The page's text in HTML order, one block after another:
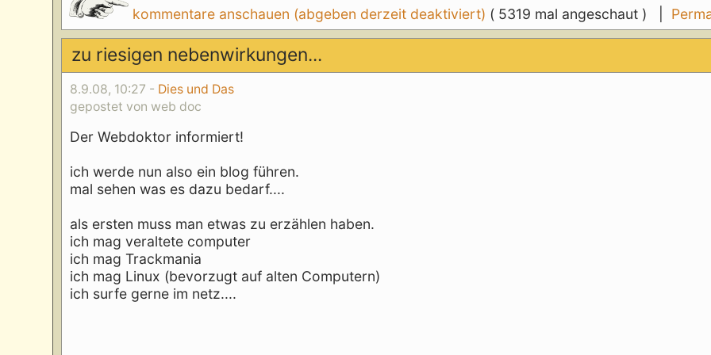
kommentare anschauen (abgeben derzeit deaktiviert) ( 5319 mal angeschaut ) |
zu riesigen nebenwirkungen...
8.9.08, 10:27 - Dies und Das
gepostet von web doc
Der Webdoktor informiert!
ich werde nun also ein blog führen.
mal sehen was es dazu bedarf....
als ersten muss man etwas zu erzählen haben.
ich mag veraltete computer
ich mag Trackmania
ich mag Linux (bevorzugt auf alten Computern)
ich surfe gerne im netz....